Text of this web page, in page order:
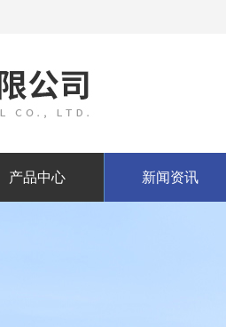
产品中心 新闻资讯